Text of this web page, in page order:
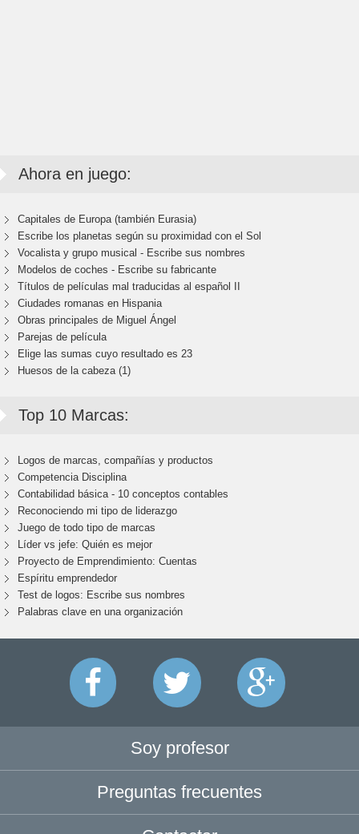
Ahora en juego:
Capitales de Europa (también Eurasia)
Escribe los planetas según su proximidad con el Sol
Vocalista y grupo musical - Escribe sus nombres
Modelos de coches - Escribe su fabricante
Títulos de películas mal traducidas al español II
Ciudades romanas en Hispania
Obras principales de Miguel Ángel
Parejas de película
Elige las sumas cuyo resultado es 23
Huesos de la cabeza (1)
Top 10 Marcas:
Logos de marcas, compañías y productos
Competencia Disciplina
Contabilidad básica - 10 conceptos contables
Reconociendo mi tipo de liderazgo
Juego de todo tipo de marcas
Líder vs jefe: Quién es mejor
Proyecto de Emprendimiento: Cuentas
Espíritu emprendedor
Test de logos: Escribe sus nombres
Palabras clave en una organización
Soy profesor
Preguntas frecuentes